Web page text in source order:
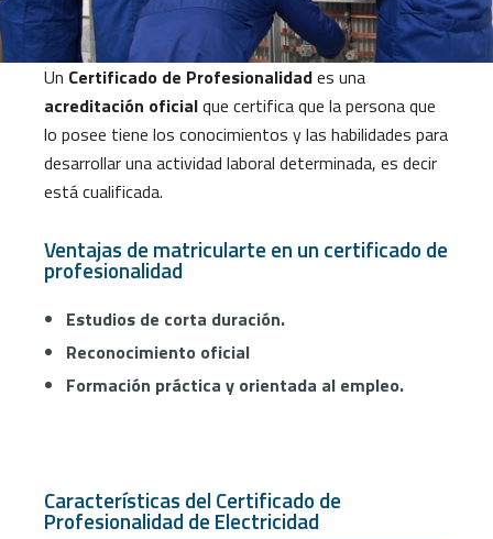
Un Certificado de Profesionalidades una
acreditación oficialque certifica que la persona que
lo posee tiene los conocimientos y las habilidades para
desarrollar una actividad laboral determinada, es decir
está cualificada.
Ventajas de matricularte en un certificado de
profesionalidad
Estudios de corta duración.
Reconocimiento oficial
Formación práctica y orientada al empleo.
Características del Certificado de
Profesionalidad de Electricidad